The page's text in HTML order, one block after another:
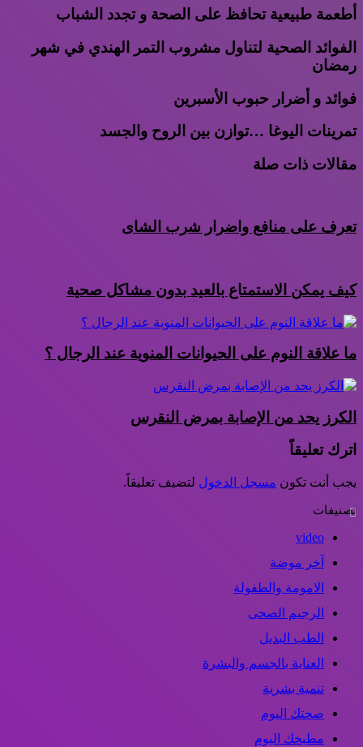
أطعمة طبيعية تحافظ على الصحة و تجدد الشباب
الفوائد الصحية لتناول مشروب التمر الهندي في شهر
رمضان
فوائد و أضرار حبوب الأسبرين
تمرينات اليوغا …توازن بين الروح والجسد
مقالات ذات صلة
تعرف على منافع واضرار شرب الشاى
كيف يمكن الاستمتاع بالعيد بدون مشاكل صحية
ما علاقة النوم على الحيوانات المنوية عند الرجال ؟
الكرز يحد من الإصابة بمرض النقرس
اترك تعليقاً
يجب أنت تكون مسجل الدخول لتضيف تعليقاً.
تصنيفات
video
آخر موضة
الامومة والطفولة
الرجيم الصحى
الطب البديل
العناية بالجسم والبشرة
تنمية بشرية
صحتك اليوم
مطبخك اليوم